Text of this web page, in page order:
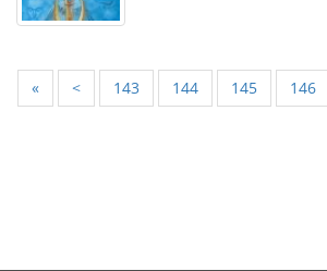
« < 143 144 145 146